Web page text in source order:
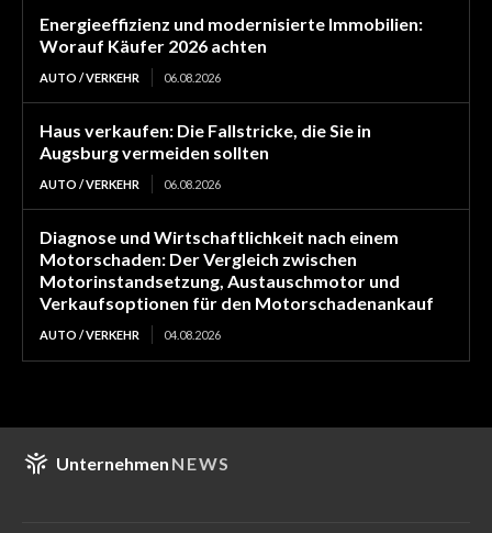
Energieeffizienz und modernisierte Immobilien:
Worauf Käufer 2026 achten
AUTO / VERKEHR 06.08.2026
Haus verkaufen: Die Fallstricke, die Sie in
Augsburg vermeiden sollten
AUTO / VERKEHR 06.08.2026
Diagnose und Wirtschaftlichkeit nach einem
Motorschaden: Der Vergleich zwischen
Motorinstandsetzung, Austauschmotor und
Verkaufsoptionen für den Motorschadenankauf
AUTO / VERKEHR 04.08.2026
Unternehmen NEWS